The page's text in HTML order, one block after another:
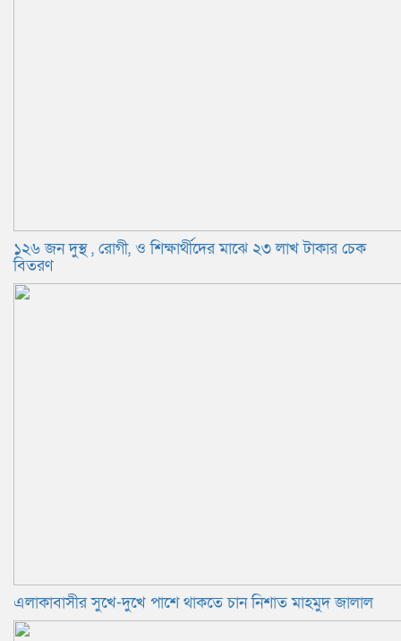
১২৬ জন দুস্থ , রোগী, ও শিক্ষার্থীদের মাঝে ২৩ লাখ টাকার চেক
বিতরণ
এলাকাবাসীর সুখে-দুখে পাশে থাকতে চান নিশাত মাহমুদ জালাল